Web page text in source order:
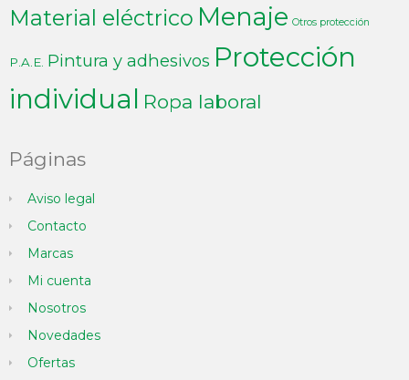
Material eléctrico Menaje Otros protección
P.A.E. Pintura y adhesivos Protección
individual Ropa laboral
Páginas
Aviso legal
Contacto
Marcas
Mi cuenta
Nosotros
Novedades
Ofertas